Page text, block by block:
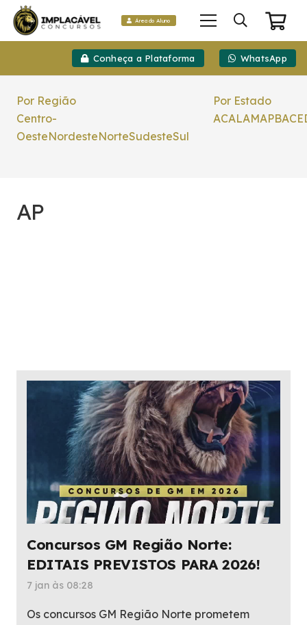
Área do Aluno
Conheça a Plataforma WhatsApp
Por Região
Centro-
OesteNordesteNorteSudesteSul
Por Estado
ACALAMAPBACE
AP
Concursos GM Região Norte:
EDITAIS PREVISTOS PARA 2026!
7 jan às 08:28
Os concursos GM Região Norte prometem